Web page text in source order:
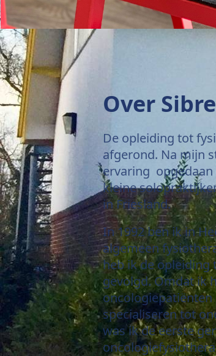
Over
De opleiding tot
afgerond. Na mijn
ervaring
kleine
in Friesland.
In 1992 ben ik in
algemeen
heb ik de opleiding
gevolgd. Omdat ik
oncologiepatiënten
specialiseren tot
was ik de eerste